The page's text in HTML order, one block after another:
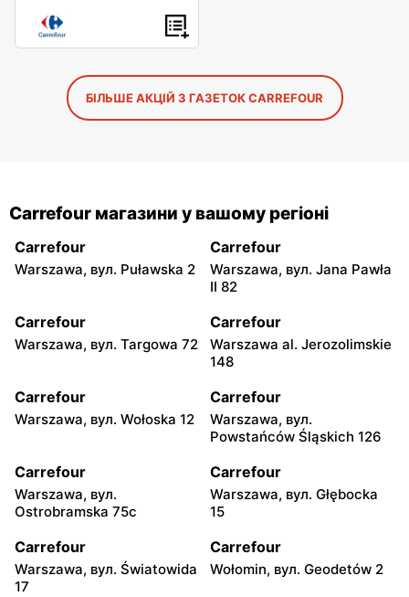
БІЛЬШЕ АКЦІЙ З ГАЗЕТОК CARREFOUR
Carrefour магазини у вашому регіоні
Carrefour
Warszawa, вул. Puławska 2
Carrefour
Warszawa, вул. Jana Pawła
II 82
Carrefour
Warszawa, вул. Targowa 72
Carrefour
Warszawa al. Jerozolimskie
148
Carrefour
Warszawa, вул. Wołoska 12
Carrefour
Warszawa, вул.
Powstańców Śląskich 126
Carrefour
Warszawa, вул.
Ostrobramska 75c
Carrefour
Warszawa, вул. Głębocka
15
Carrefour
Warszawa, вул. Światowida
17
Carrefour
Wołomin, вул. Geodetów 2